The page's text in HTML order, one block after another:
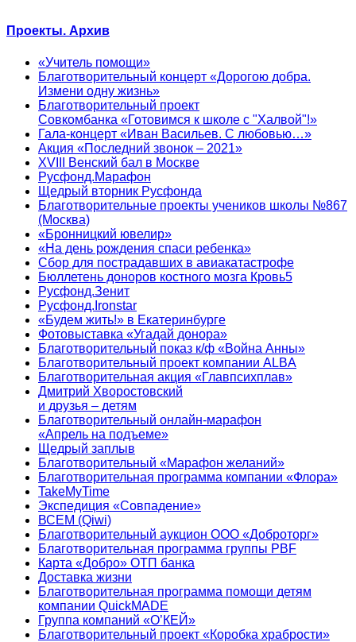
Проекты. Архив
«Учитель помощи»
Благотворительный концерт «Дорогою добра.
Измени одну жизнь»
Благотворительный проект
Совкомбанка «Готовимся к школе с "Халвой"!»
Гала-концерт «Иван Васильев. С любовью…»
Акция «Последний звонок – 2021»
XVIII Венский бал в Москве
Русфонд.Марафон
Щедрый вторник Русфонда
Благотворительные проекты учеников школы №867
(Москва)
«Бронницкий ювелир»
«На день рождения спаси ребенка»
Сбор для пострадавших в авиакатастрофе
Бюллетень доноров костного мозга Кровь5
Русфонд.Зенит
Русфонд.Ironstar
«Будем жить!» в Екатеринбурге
Фотовыставка «Угадай донора»
Благотворительный показ к/ф «Война Анны»
Благотворительный проект компании ALBA
Благотворительная акция «Главпсихплав»
Дмитрий Хворостовский
и друзья – детям
Благотворительный онлайн‑марафон
«Апрель на подъеме»
Щедрый заплыв
Благотворительный «Марафон желаний»
Благотворительная программа компании «Флора»
TakeMyTime
Экспедиция «Совпадение»
ВСЕМ (Qiwi)
Благотворительный аукцион ООО «Доброторг»
Благотворительная программа группы PBF
Карта «Добро» ОТП банка
Доставка жизни
Благотворительная программа помощи детям
компании QuickMADE
Группа компаний «О’КЕЙ»
Благотворительный проект «Коробка храбрости»